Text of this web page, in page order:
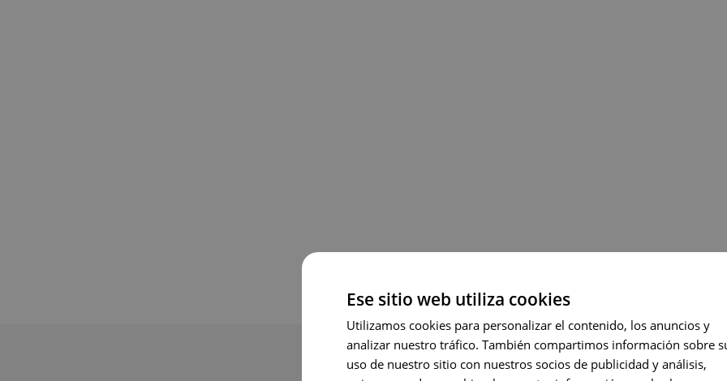
Ese sitio web utiliza cookies
Utilizamos cookies para personalizar el contenido, los anuncios y
analizar nuestro tráfico. También compartimos información sobre
uso de nuestro sitio con nuestros socios de publicidad y análisis,